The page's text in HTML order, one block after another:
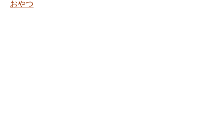
おやつ